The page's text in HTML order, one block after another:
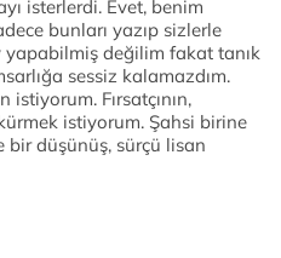
isterlerdi. Evet, benim
bunları yazıp sizlerle
değilim fakat tanık
sessiz kalamazdım.
Fırsatçının,
istiyorum. Şahsi birine
bir düşünüş, sürçü lisan